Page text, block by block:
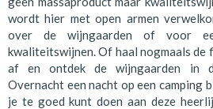
wordt hier met open armen
over de wijngaarden of voor
kwaliteitswijnen. Of haal nogmaals de
af en ontdek de wijngaarden in
Overnacht een nacht op een camping
je te goed kunt doen aan deze